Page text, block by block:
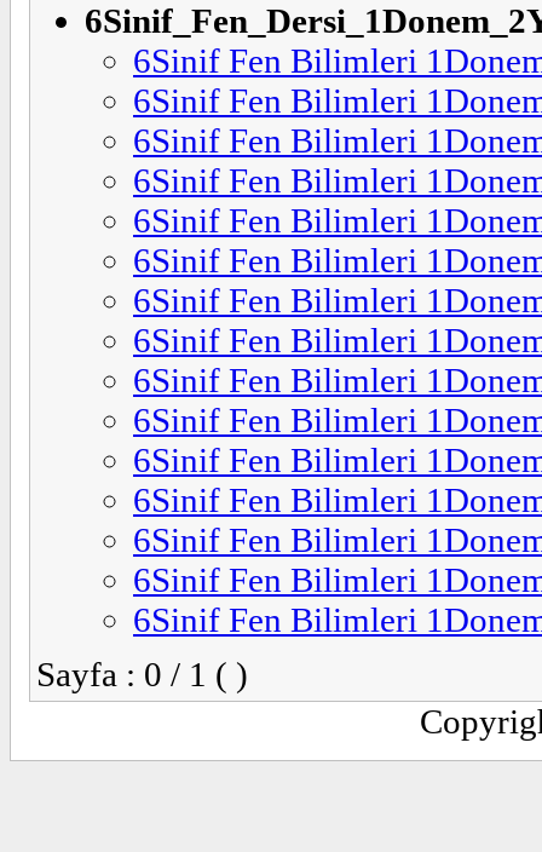
6Sinif Fen Bilimleri
6Sinif Fen Bilimleri
6Sinif Fen Bilimleri
6Sinif Fen Bilimleri
6Sinif Fen Bilimleri
6Sinif Fen Bilimleri
6Sinif Fen Bilimleri
6Sinif Fen Bilimleri
6Sinif Fen Bilimleri
6Sinif Fen Bilimleri
6Sinif Fen Bilimleri
6Sinif Fen Bilimleri
6Sinif Fen Bilimleri
6Sinif Fen Bilimleri
6Sinif Fen Bilimleri
Sayfa : 0 / 1 ( )